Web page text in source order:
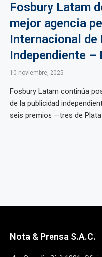
Fosbury Latam
mejor agencia
Internacional de
Independiente –
10 noviembre, 2025
Fosbury Latam continúa
de la publicidad
seis premios —tres de Plata
Nota & Prensa S.A.C.